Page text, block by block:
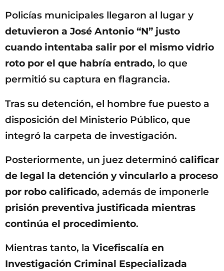
Policías municipales llegaron al lugar y
detuvieron a José Antonio “N” justo
cuando intentaba salir por el mismo vidrio
roto por el que habría entrado, lo que
permitió su captura en flagrancia.
Tras su detención, el hombre fue puesto a
disposición del Ministerio Público, que
integró la carpeta de investigación.
Posteriormente, un juez determinó calificar
de legal la detención y vincularlo a proceso
por robo calificado, además de imponerle
prisión preventiva justificada mientras
continúa el procedimiento.
Mientras tanto, la Vicefiscalía en
Investigación Criminal Especializada